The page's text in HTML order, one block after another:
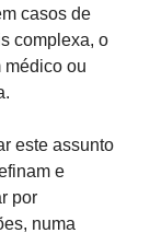
casos de
complexa, o
médico ou
este assunto
e
por
numa